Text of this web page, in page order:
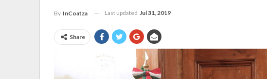
By InCoatza Last updated Jul 31, 2019
Share